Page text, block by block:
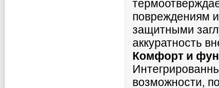
повреждениям
защитными
аккуратность
Комфорт и
возможности,